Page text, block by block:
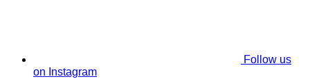
Follow us
on Instagram